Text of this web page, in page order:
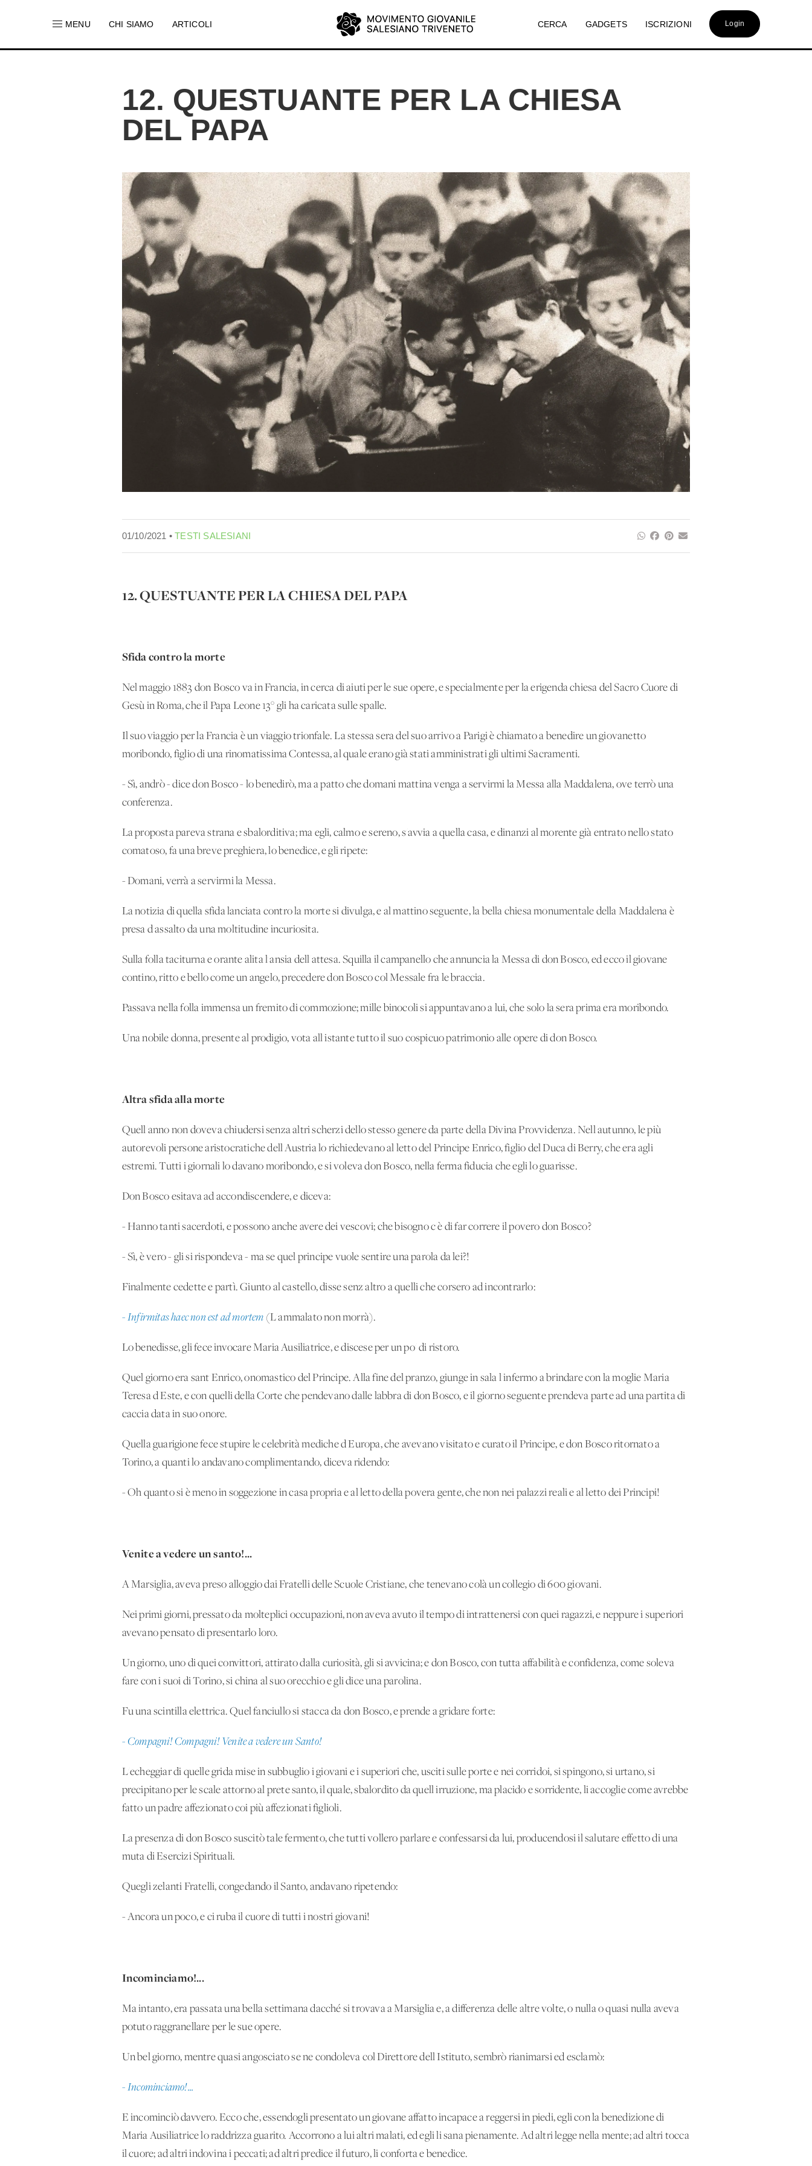
MENU CHI SIAMO ARTICOLI CERCA GADGETS ISCRIZIONI Login
12. QUESTUANTE PER LA CHIESA
DEL PAPA
01/10/2021 •TESTI SALESIANI
12. QUESTUANTE PER LA CHIESA DEL PAPA
Sfida contro la morte
Nel maggio 1883 don Bosco va in Francia, in cerca di aiuti per le sue opere, e specialmente per la erigenda chiesa del Sacro Cuore di
Gesù in Roma, che il Papa Leone 13° gli ha caricata sulle spalle.
Il suo viaggio per la Francia è un viaggio trionfale. La stessa sera del suo arrivo a Parigi è chiamato a benedire un giovanetto
moribondo, figlio di una rinomatissima Contessa, al quale erano già stati amministrati gli ultimi Sacramenti.
- Sì, andrò - dice don Bosco - lo benedirò, ma a patto che domani mattina venga a servirmi la Messa alla Maddalena, ove terrò una
conferenza.
La proposta pareva strana e sbalorditiva; ma egli, calmo e sereno, s'avvia a quella casa, e dinanzi al morente già entrato nello stato
comatoso, fa una breve preghiera, lo benedice, e gli ripete:
- Domani, verrà a servirmi la Messa.
La notizia di quella sfida lanciata contro la morte si divulga, e al mattino seguente, la bella chiesa monumentale della Maddalena è
presa d'assalto da una moltitudine incuriosita.
Sulla folla taciturna e orante alita l'ansia dell'attesa. Squilla il campanello che annuncia la Messa di don Bosco, ed ecco il giovane
contino, ritto e bello come un angelo, precedere don Bosco col Messale fra le braccia.
Passava nella folla immensa un fremito di commozione; mille binocoli si appuntavano a lui, che solo la sera prima era moribondo.
Una nobile donna, presente al prodigio, vota all'istante tutto il suo cospicuo patrimonio alle opere di don Bosco.
Altra sfida alla morte
Quell'anno non doveva chiudersi senza altri scherzi dello stesso genere da parte della Divina Provvidenza. Nell'autunno, le più
autorevoli persone aristocratiche dell'Austria lo richiedevano al letto del Principe Enrico, figlio del Duca di Berry, che era agli
estremi. Tutti i giornali lo davano moribondo, e si voleva don Bosco, nella ferma fiducia che egli lo guarisse.
Don Bosco esitava ad accondiscendere, e diceva:
- Hanno tanti sacerdoti, e possono anche avere dei vescovi; che bisogno c'è di far correre il povero don Bosco?
- Sì, è vero - gli si rispondeva - ma se quel principe vuole sentire una parola da lei?!
Finalmente cedette e partì. Giunto al castello, disse senz'altro a quelli che corsero ad incontrarlo:
- Infirmitas haec non est ad mortem (L'ammalato non morrà).
Lo benedisse, gli fece invocare Maria Ausiliatrice, e discese per un po' di ristoro.
Quel giorno era sant'Enrico, onomastico del Principe. Alla fine del pranzo, giunge in sala l'infermo a brindare con la moglie Maria
Teresa d'Este, e con quelli della Corte che pendevano dalle labbra di don Bosco, e il giorno seguente prendeva parte ad una partita di
caccia data in suo onore.
Quella guarigione fece stupire le celebrità mediche d'Europa, che avevano visitato e curato il Principe, e don Bosco ritornato a
Torino, a quanti lo andavano complimentando, diceva ridendo:
- Oh quanto si è meno in soggezione in casa propria e al letto della povera gente, che non nei palazzi reali e al letto dei Principi!
Venite a vedere un santo!...
A Marsiglia, aveva preso alloggio dai Fratelli delle Scuole Cristiane, che tenevano colà un collegio di 600 giovani.
Nei primi giorni, pressato da molteplici occupazioni, non aveva avuto il tempo di intrattenersi con quei ragazzi, e neppure i superiori
avevano pensato di presentarlo loro.
Un giorno, uno di quei convittori, attirato dalla curiosità, gli si avvicina; e don Bosco, con tutta affabilità e confidenza, come soleva
fare con i suoi di Torino, si china al suo orecchio e gli dice una parolina.
Fu una scintilla elettrica. Quel fanciullo si stacca da don Bosco, e prende a gridare forte:
- Compagni! Compagni! Venite a vedere un Santo!
L'echeggiar di quelle grida mise in subbuglio i giovani e i superiori che, usciti sulle porte e nei corridoi, si spingono, si urtano, si
precipitano per le scale attorno al prete santo, il quale, sbalordito da quell'irruzione, ma placido e sorridente, li accoglie come avrebbe
fatto un padre affezionato coi più affezionati figlioli.
La presenza di don Bosco suscitò tale fermento, che tutti vollero parlare e confessarsi da lui, producendosi il salutare effetto di una
muta di Esercizi Spirituali.
Quegli zelanti Fratelli, congedando il Santo, andavano ripetendo:
- Ancora un poco, e ci ruba il cuore di tutti i nostri giovani!
Incominciamo!...
Ma intanto, era passata una bella settimana dacché si trovava a Marsiglia e, a differenza delle altre volte, o nulla o quasi nulla aveva
potuto raggranellare per le sue opere.
Un bel giorno, mentre quasi angosciato se ne condoleva col Direttore dell'Istituto, sembrò rianimarsi ed esclamò:
- Incominciamo!...
E incominciò davvero. Ecco che, essendogli presentato un giovane affatto incapace a reggersi in piedi, egli con la benedizione di
Maria Ausiliatrice lo raddrizza guarito. Accorrono a lui altri malati, ed egli li sana pienamente. Ad altri legge nella mente; ad altri tocca
il cuore; ad altri indovina i peccati; ad altri predice il futuro, li conforta e benedice.